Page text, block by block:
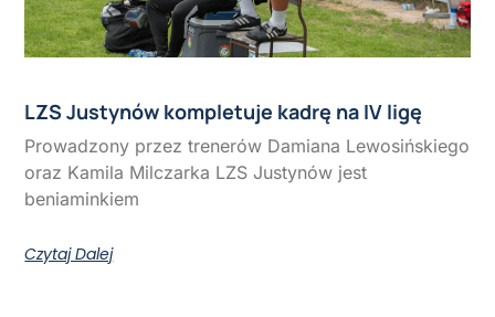
LZS Justynów kompletuje kadrę na IV ligę
Prowadzony przez trenerów Damiana Lewosińskiego
oraz Kamila Milczarka LZS Justynów jest
beniaminkiem
Czytaj Dalej